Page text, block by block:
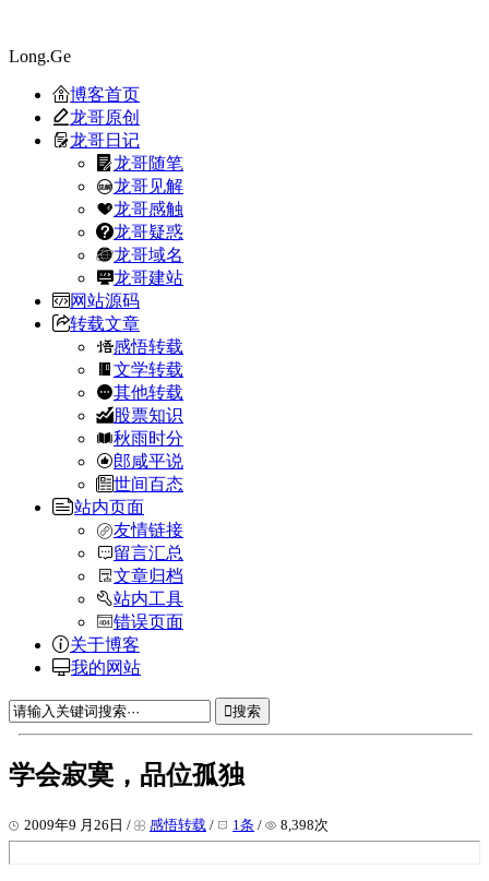
Long.Ge
博客首页
龙哥原创
龙哥日记
龙哥随笔
龙哥见解
龙哥感触
龙哥疑惑
龙哥域名
龙哥建站
网站源码
转载文章
感悟转载
文学转载
其他转载
股票知识
秋雨时分
郎咸平说
世间百态
站内页面
友情链接
留言汇总
文章归档
站内工具
错误页面
关于博客
我的网站
搜索
学会寂寞，品位孤独
2009年9 月26日 / 感悟转载 / 1条 / 8,398次